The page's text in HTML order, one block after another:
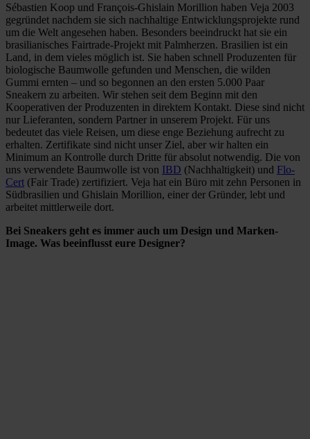
Sébastien Koop und François-Ghislain Morillion haben Veja 2003
gegründet nachdem sie sich nachhaltige Entwicklungsprojekte rund
um die Welt angesehen haben. Besonders beeindruckt hat sie ein
brasilianisches Fairtrade-Projekt mit Palmherzen. Brasilien ist ein
Land, in dem vieles möglich ist. Sie haben schnell Produzenten für
biologische Baumwolle gefunden und Menschen, die wilden
Gummi ernten – und so begonnen an den ersten 5.000 Paar
Sneakern zu arbeiten. Wir stehen seit dem Beginn mit den
Kooperativen der Produzenten in direktem Kontakt. Diese sind nicht
nur Lieferanten, sondern Partner in unserem Projekt. Für uns
bedeutet das viele Reisen, um diese enge Beziehung aufrecht zu
erhalten. Zertifikate sind nicht unser Ziel, aber wir halten ein
Minimum an Kontrolle durch Dritte für absolut notwendig. Die von
uns verwendete Baumwolle ist von IBD (Nachhaltigkeit) und Flo-
Cert (Fair Trade) zertifiziert. Veja hat ein Büro mit zehn Personen in
Südbrasilien und Ghislain Morillion, einer der Gründer, lebt und
arbeitet mittlerweile dort.
Bei Sneakers geht es immer auch um Design und Marken-
Image. Was beeinflusst eure Designer?